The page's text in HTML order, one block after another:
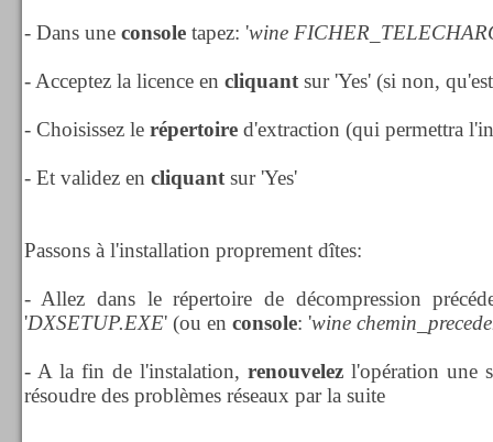
- Dans une consoletapez: 'wine
- Acceptez la licence en cliquantsur 'Yes' (si non,
- Choisissez le répertoired'extraction (qui permettra
- Et validez en cliquantsur 'Yes'
Passons à l'installation proprement dîtes:
- Allez dans le répertoire de décompression
'DXSETUP.EXE' (ou en console: 'wine
- A la fin de l'instalation, renouvelezl'opération une
résoudre des problèmes réseaux par la suite